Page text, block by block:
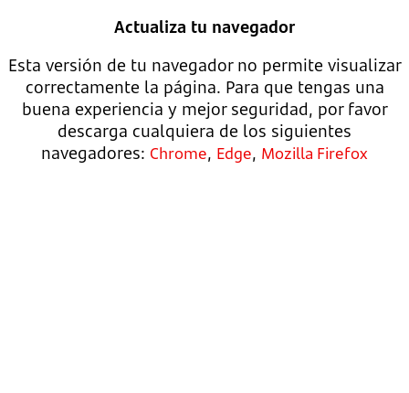
Actualiza tu navegador
Esta versión de tu navegador no permite visualizar
correctamente la página. Para que tengas una
buena experiencia y mejor seguridad, por favor
descarga cualquiera de los siguientes
navegadores: Chrome, Edge, Mozilla Firefox